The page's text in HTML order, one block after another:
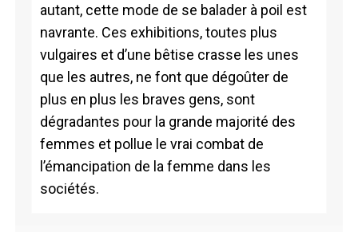
autant, cette mode de se balader à poil est
navrante. Ces exhibitions, toutes plus
vulgaires et d’une bêtise crasse les unes
que les autres, ne font que dégoûter de
plus en plus les braves gens, sont
dégradantes pour la grande majorité des
femmes et pollue le vrai combat de
l’émancipation de la femme dans les
sociétés.